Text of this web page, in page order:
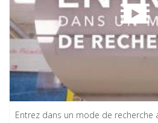
Entrez dans un mode de recherche